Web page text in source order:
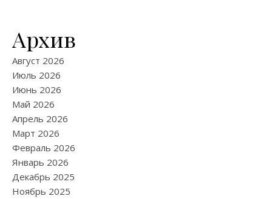
Архив
Август 2026
Июль 2026
Июнь 2026
Май 2026
Апрель 2026
Март 2026
Февраль 2026
Январь 2026
Декабрь 2025
Ноябрь 2025